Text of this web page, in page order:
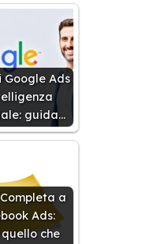
Google Ads
guida…
a
Ads:
che